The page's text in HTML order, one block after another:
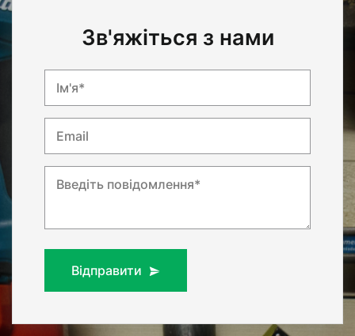
Зв'яжіться з нами
Ім'я*
Email
Введіть повідомлення*
Відправити